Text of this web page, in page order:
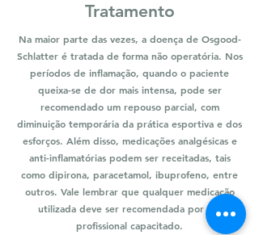
Tratamento
Na maior parte das vezes, a doença de Osgood-
Schlatter é tratada de forma não operatória. Nos
períodos de inflamação, quando o paciente
queixa-se de dor mais intensa, pode ser
recomendado um repouso parcial, com
diminuição temporária da prática esportiva e dos
esforços. Além disso, medicações analgésicas e
anti-inflamatórias podem ser receitadas, tais
como dipirona, paracetamol, ibuprofeno, entre
outros. Vale lembrar que qualquer medicação
utilizada deve ser recomendada por um
profissional capacitado.